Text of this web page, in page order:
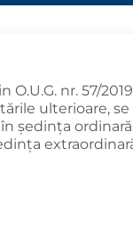
O.U.G. nr. 57/
ulterioare,
şedința